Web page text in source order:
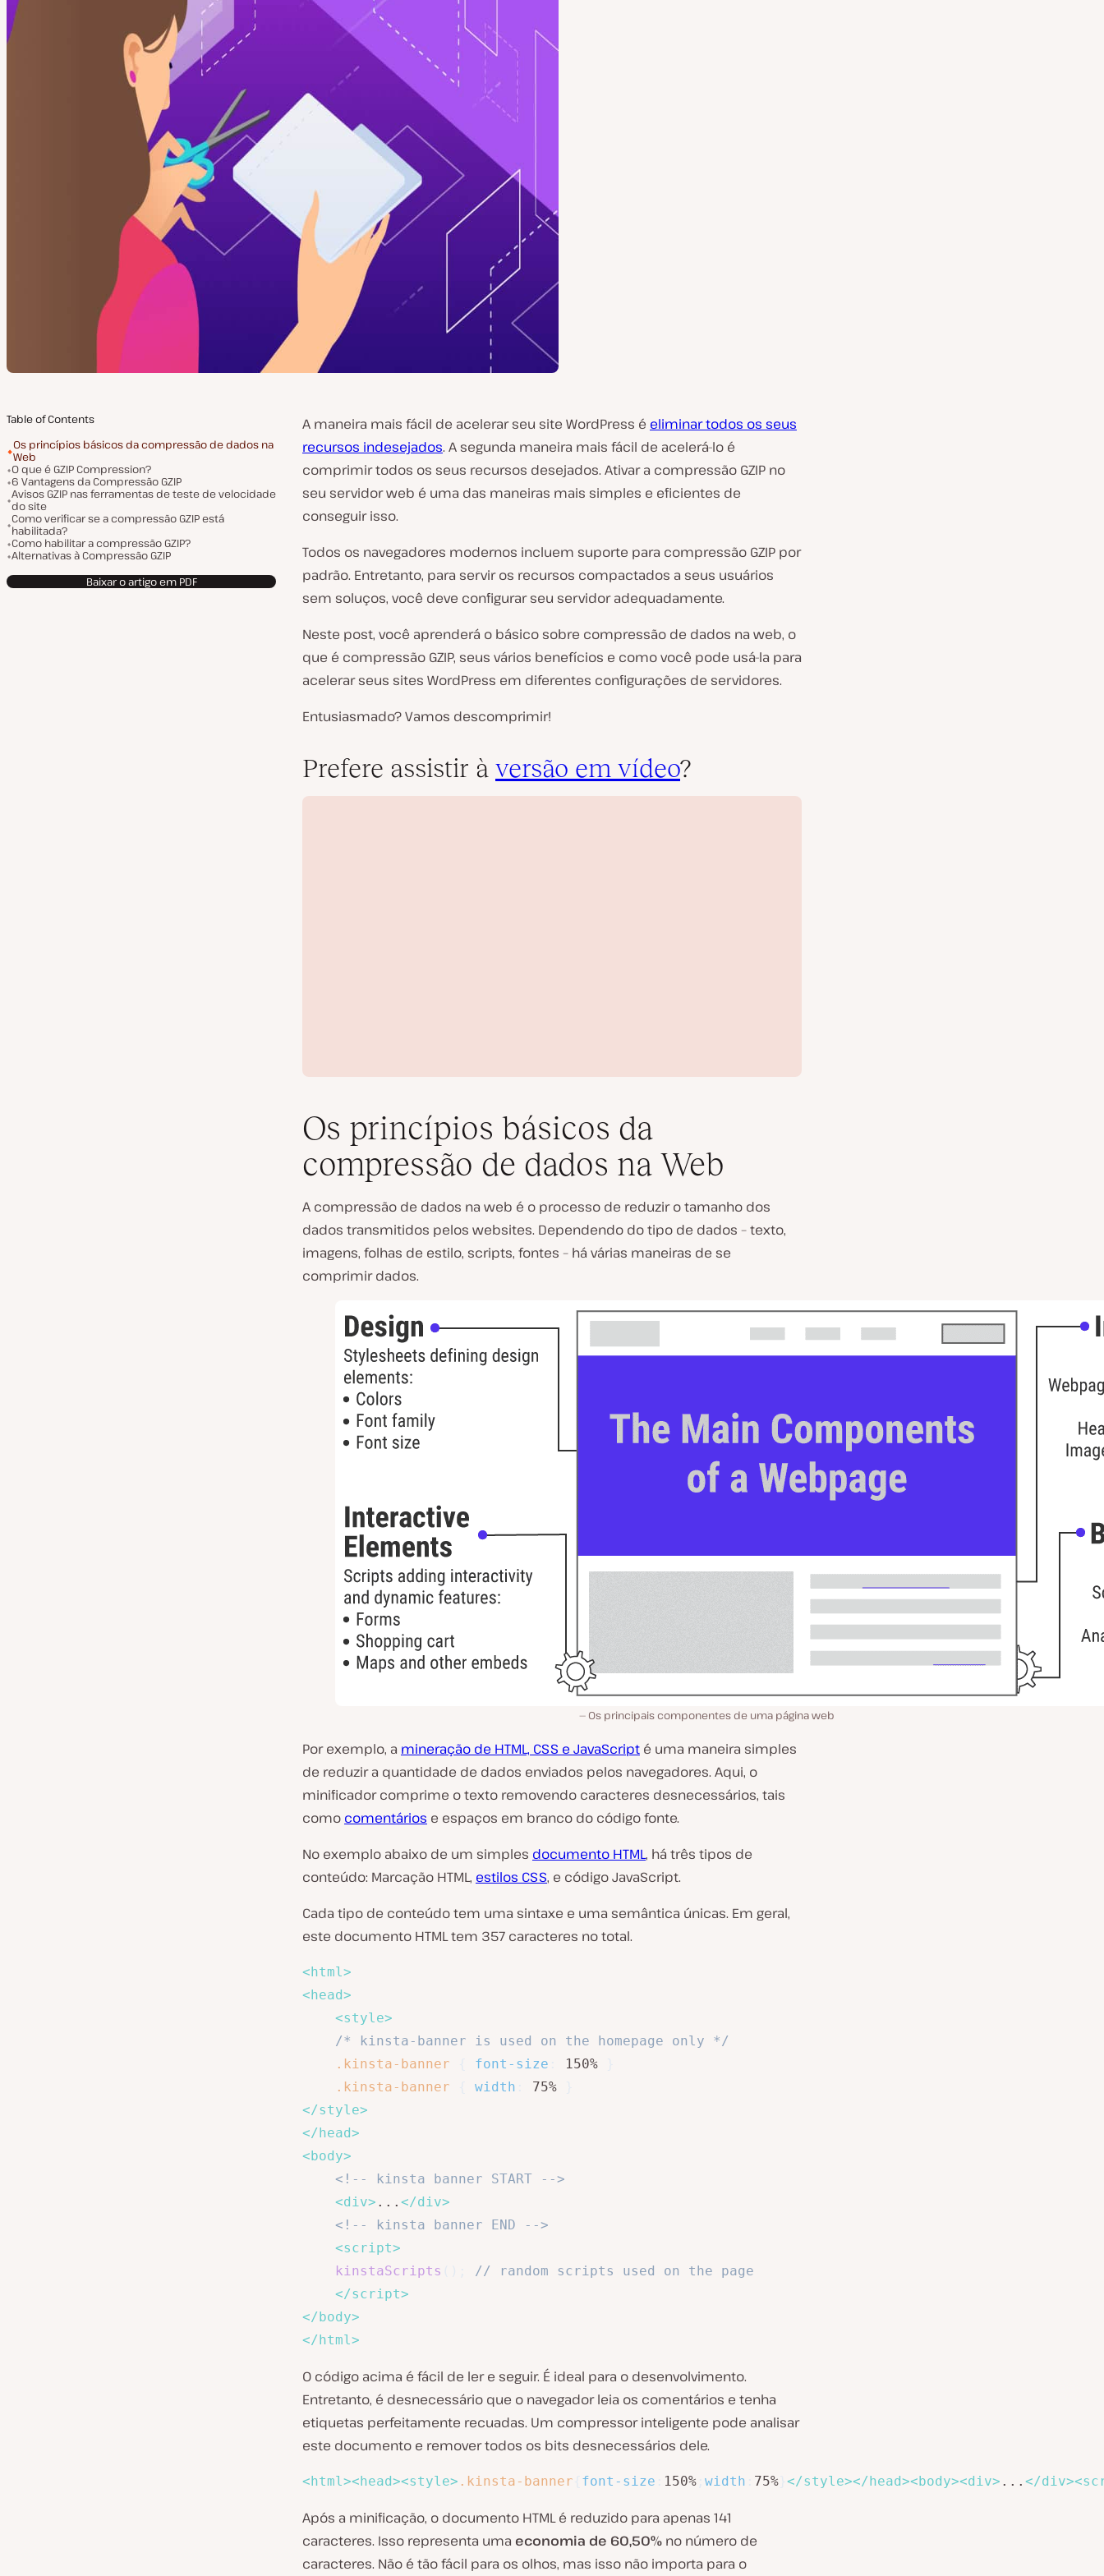
Table of Contents
Os princípios básicos da compressão de dados na
Web
O que é GZIP Compression?
6 Vantagens da Compressão GZIP
Avisos GZIP nas ferramentas de teste de velocidade
do site
Como verificar se a compressão GZIP está
habilitada?
Como habilitar a compressão GZIP?
Alternativas à Compressão GZIP
Baixar o artigo em PDF
A maneira mais fácil de acelerar seu site WordPress é eliminar todos os seus
recursos indesejados. A segunda maneira mais fácil de acelerá-lo é
comprimir todos os seus recursos desejados. Ativar a compressão GZIP no
seu servidor web é uma das maneiras mais simples e eficientes de
conseguir isso.
Todos os navegadores modernos incluem suporte para compressão GZIP por
padrão. Entretanto, para servir os recursos compactados a seus usuários
sem soluços, você deve configurar seu servidor adequadamente.
Neste post, você aprenderá o básico sobre compressão de dados na web, o
que é compressão GZIP, seus vários benefícios e como você pode usá-la para
acelerar seus sites WordPress em diferentes configurações de servidores.
Entusiasmado? Vamos descomprimir!
Prefere assistir à versão em vídeo?
R
e
p
z
Os princípios básicos da
compressão de dados na Web
A compressão de dados na web é o processo de reduzir o tamanho dos
dados transmitidos pelos websites. Dependendo do tipo de dados – texto,
imagens, folhas de estilo, scripts, fontes – há várias maneiras de se
comprimir dados.
Os principais componentes de uma página web
Por exemplo, a mineração de HTML, CSS e JavaScript é uma maneira simples
de reduzir a quantidade de dados enviados pelos navegadores. Aqui, o
minificador comprime o texto removendo caracteres desnecessários, tais
como comentários e espaços em branco do código fonte.
No exemplo abaixo de um simples documento HTML, há três tipos de
conteúdo: Marcação HTML, estilos CSS, e código JavaScript.
Cada tipo de conteúdo tem uma sintaxe e uma semântica únicas. Em geral,
este documento HTML tem 357 caracteres no total.
<html>
<head>
<style>
/* kinsta-banner is used on the homepage only */
.kinsta-banner
font-size 150%
.kinsta-banner
width 75%
</style>
</head>
<body>
<!-- kinsta banner START -->
<div> ... </div>
<!-- kinsta banner END -->
<script>
kinstaScripts
// random scripts used on the page
</script>
</body>
</html>
O código acima é fácil de ler e seguir. É ideal para o desenvolvimento.
Entretanto, é desnecessário que o navegador leia os comentários e tenha
etiquetas perfeitamente recuadas. Um compressor inteligente pode analisar
este documento e remover todos os bits desnecessários dele.
<html><head><style> .kinsta-banner font-size 150% width 75% </style></head><body><div> ... </div><
Após a minificação, o documento HTML é reduzido para apenas 141
caracteres. Isso representa uma economia de 60,50% no número de
caracteres. Não é tão fácil para os olhos, mas isso não importa para o